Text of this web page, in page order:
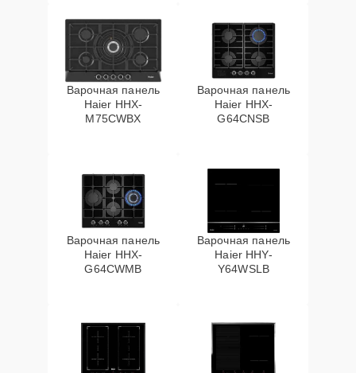
Варочная панель
Haier HHX-
M75CWBX
Варочная панель
Haier HHX-
G64CNSB
Варочная панель
Haier HHX-
G64CWMB
Варочная панель
Haier HHY-
Y64WSLB